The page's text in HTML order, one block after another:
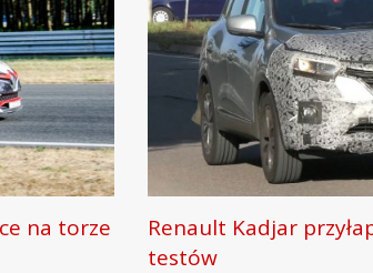
na torze
Renault Kadjar
testów